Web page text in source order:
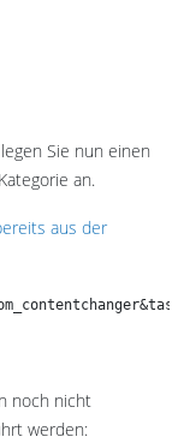
Sie nun einen
an.
aus der
noch nicht
werden: